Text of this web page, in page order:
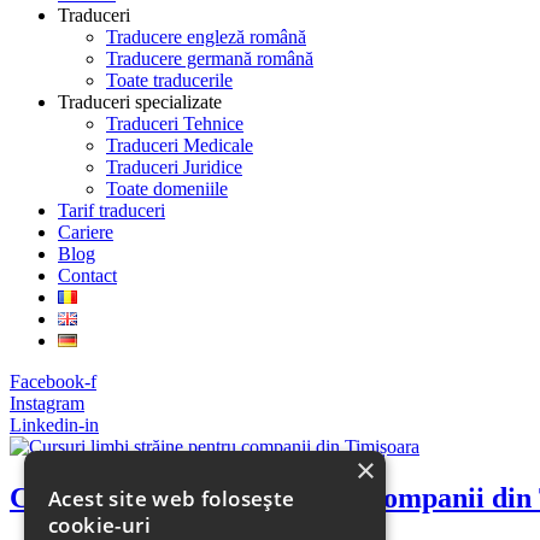
Traduceri
Traducere engleză română
Traducere germană română
Toate traducerile
Traduceri specializate
Traduceri Tehnice
Traduceri Medicale
Traduceri Juridice
Toate domeniile
Tarif traduceri
Cariere
Blog
Contact
Facebook-f
Instagram
Linkedin-in
Cursuri limbi străine pentru companii din
×
Acest site web folosește
cookie-uri